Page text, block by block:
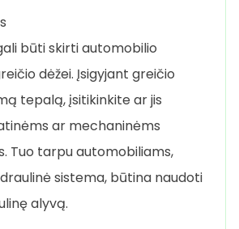
būti skirti automobilio
dėžei. Įsigyjant greičio
tepalą, įsitikinkite ar jis
ar mechaninėms
Tuo tarpu automobiliams,
sistema, būtina naudoti
alyvą.